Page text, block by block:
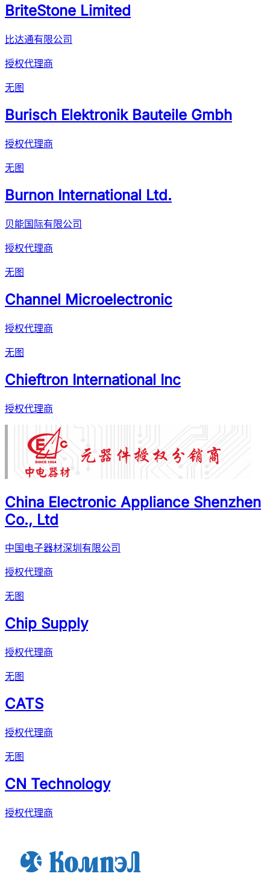
BriteStone Limited
比达通有限公司
授权代理商
无图
Burisch Elektronik Bauteile Gmbh
授权代理商
无图
Burnon International Ltd.
贝能国际有限公司
授权代理商
无图
Channel Microelectronic
授权代理商
无图
Chieftron International Inc
授权代理商
China Electronic Appliance Shenzhen
Co., Ltd
中国电子器材深圳有限公司
授权代理商
无图
Chip Supply
授权代理商
无图
CATS
授权代理商
无图
CN Technology
授权代理商